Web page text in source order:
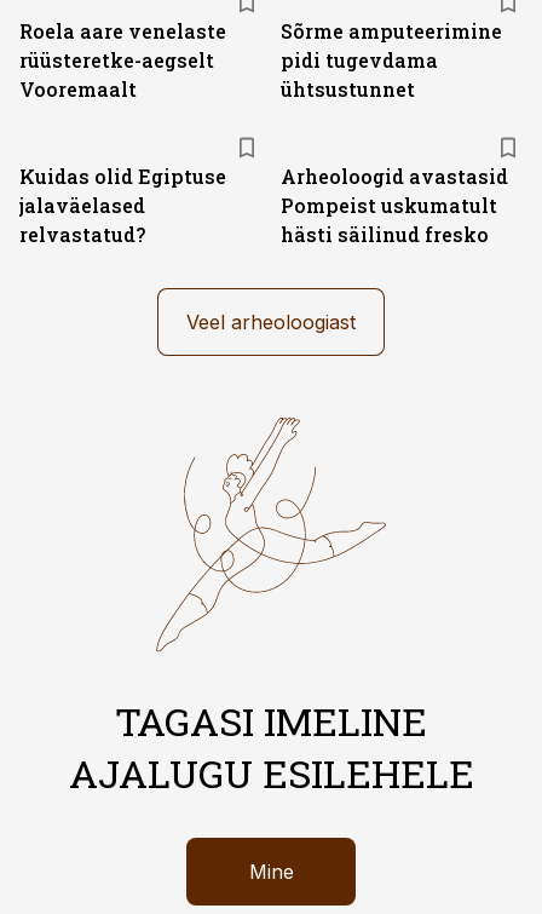
Roela aare venelaste
rüüsteretke-aegselt
Vooremaalt
Sõrme amputeerimine
pidi tugevdama
ühtsustunnet
Kuidas olid Egiptuse
jalaväelased
relvastatud?
Arheoloogid avastasid
Pompeist uskumatult
hästi säilinud fresko
Veel arheoloogiast
TAGASI IMELINE
AJALUGU ESILEHELE
Mine